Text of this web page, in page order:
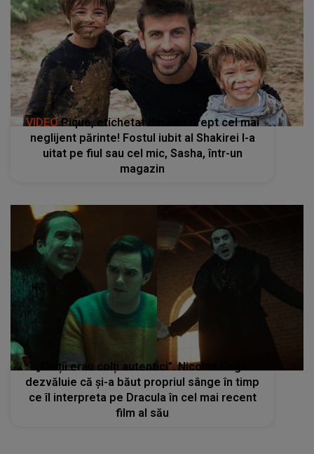
VIDEOPique, etichetat din nou drept cel mai
neglijent părinte! Fostul iubit al Shakirei l-a
uitat pe fiul sau cel mic, Sasha, într-un
magazin
„Colții erau colți autentici”. Nicolas Cage
dezvăluie că și-a băut propriul sânge în timp
ce îl interpreta pe Dracula în cel mai recent
film al său